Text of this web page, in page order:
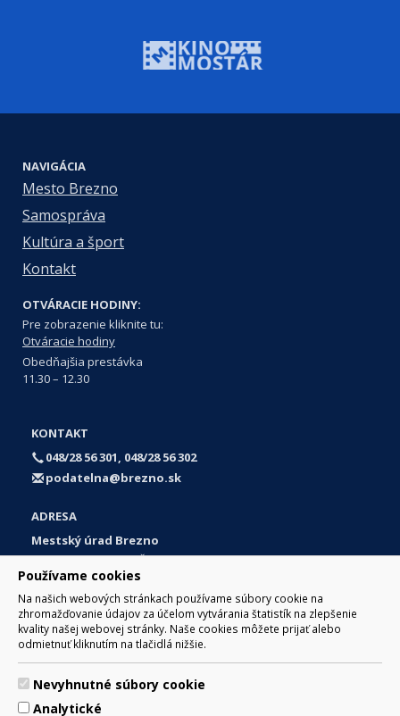
Používame cookies
Na našich webových stránkach používame súbory cookie na
zhromažďovanie údajov za účelom vytvárania štatistík na zlepšenie
kvality našej webovej stránky. Naše cookies môžete prijať alebo
odmietnuť kliknutím na tlačidlá nižšie.
Nevyhnutné súbory cookie
Analytické
NAVIGÁCIA
Mesto Brezno
Samospráva
Kultúra a šport
Kontakt
OTVÁRACIE HODINY:
Pre zobrazenie kliknite tu:
Otváracie hodiny
Obedňajšia prestávka
11.30 – 12.30
KONTAKT
048/28 56 301, 048/28 56 302
podatelna@brezno.sk
ADRESA
Mestský úrad Brezno
Námestie gen. M. R. Štefánika 1
977 01 Brezno
Slovakia (Slovak Republic)
© 2017 Mesto Brezno, Námestie gen. M. R. Štefánika 1, Brezno
977 01 Tel.: 048/28 56 301, 048/28 56 302 Email: